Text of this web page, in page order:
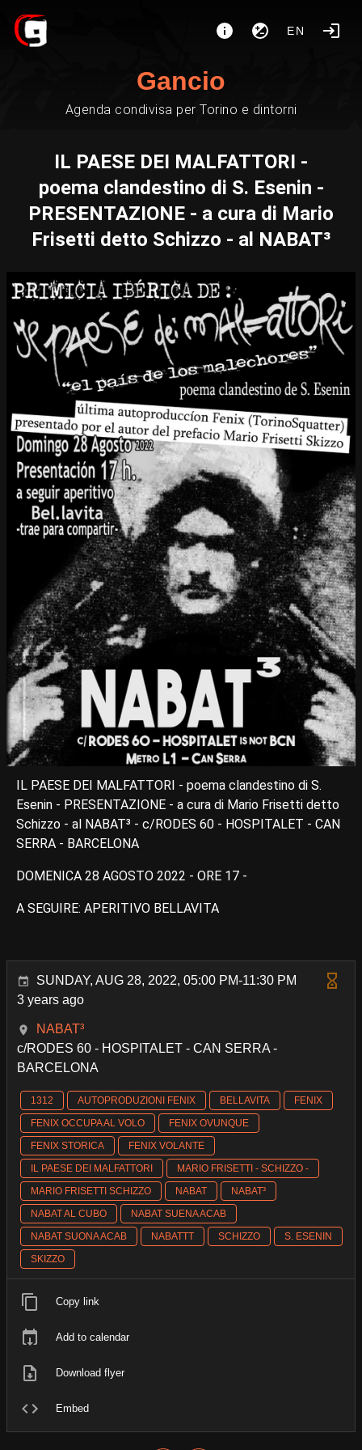
EN
Gancio
Agenda condivisa per Torino e dintorni
IL PAESE DEI MALFATTORI -
poema clandestino di S. Esenin -
PRESENTAZIONE - a cura di Mario
Frisetti detto Schizzo - al NABAT³
IL PAESE DEI MALFATTORI - poema clandestino di S.
Esenin - PRESENTAZIONE - a cura di Mario Frisetti detto
Schizzo - al NABAT³ - c/RODES 60 - HOSPITALET - CAN
SERRA - BARCELONA
DOMENICA 28 AGOSTO 2022 - ORE 17 -
A SEGUIRE: APERITIVO BELLAVITA
SUNDAY, AUG 28, 2022, 05:00 PM-11:30 PM
3 years ago
NABAT³
c/RODES 60 - HOSPITALET - CAN SERRA -
BARCELONA
1312 AUTOPRODUZIONI FENIX BELLAVITA
FENIX
FENIX OCCUPA AL VOLO
FENIX OVUNQUE
FENIX STORICA
FENIX VOLANTE
IL PAESE DEI MALFATTORI
MARIO FRISETTI - SCHIZZO -
MARIO FRISETTI SCHIZZO
NABAT
NABAT³
NABAT AL CUBO
NABAT SUENA ACAB
NABAT SUONA ACAB
NABATTT SCHIZZO
S. ESENIN
SKIZZO
Copy link
Add to calendar
Download flyer
Embed